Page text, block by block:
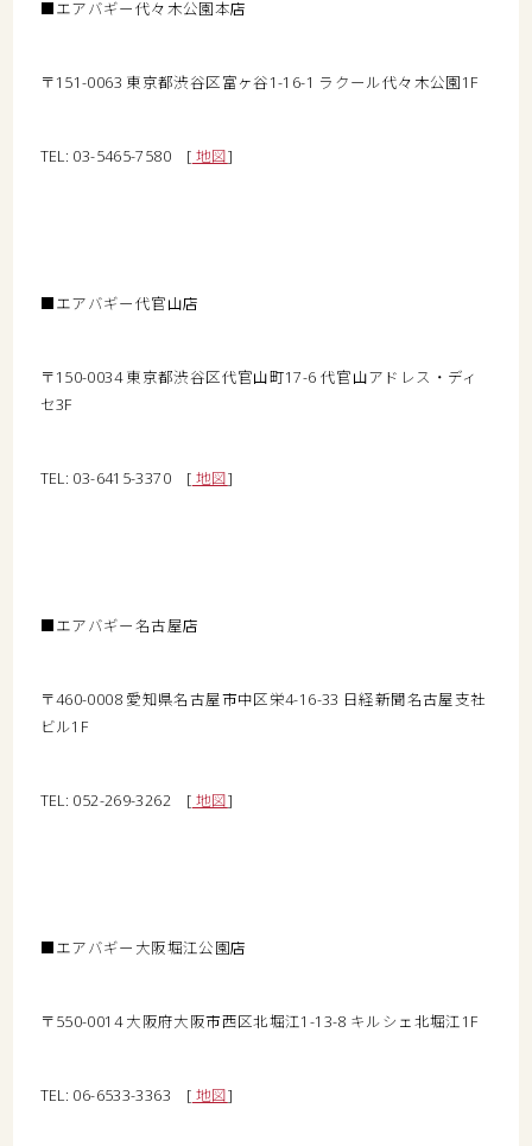
■エアバギー代々木公園本店
〒151-0063 東京都渋谷区富ヶ谷1-16-1 ラクール代々木公園1F
TEL: 03-5465-7580 [ 地図]
■エアバギー代官山店
〒150-0034 東京都渋谷区代官山町17-6 代官山アドレス・ディ
セ3F
TEL: 03-6415-3370 [ 地図]
■エアバギー名古屋店
〒460-0008 愛知県名古屋市中区栄4-16-33 日経新聞名古屋支社
ビル1F
TEL: 052-269-3262 [ 地図]
■エアバギー大阪堀江公園店
〒550-0014 大阪府大阪市西区北堀江1-13-8 キルシェ北堀江1F
TEL: 06-6533-3363 [ 地図]